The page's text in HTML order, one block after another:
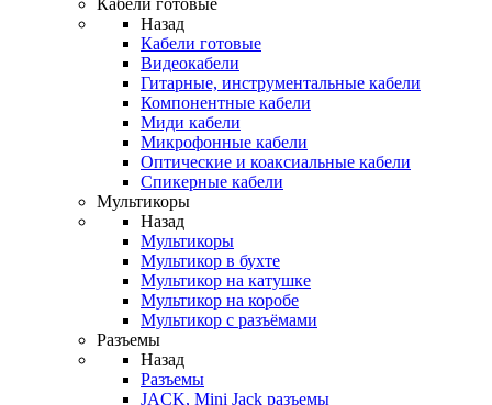
Кабели готовые
Назад
Кабели готовые
Видеокабели
Гитарные, инструментальные кабели
Компонентные кабели
Миди кабели
Микрофонные кабели
Оптические и коаксиальные кабели
Спикерные кабели
Мультикоры
Назад
Мультикоры
Мультикор в бухте
Мультикор на катушке
Мультикор на коробе
Мультикор с разъёмами
Разъемы
Назад
Разъемы
JACK, Mini Jack разъемы